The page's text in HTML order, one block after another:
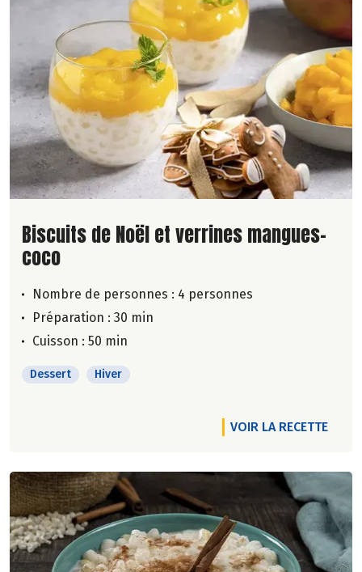
Lire la suite de la recette
Biscuits de Noël et verrines mangues-
coco
Nombre de personnes : 4 personnes
Préparation : 30 min
Cuisson : 50 min
Dessert Hiver
VOIR LA RECETTE